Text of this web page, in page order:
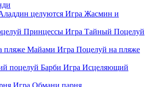
Игра Жасмин и
Игра Тайный Поцелуй
Игра Поцелуй на пляже
Игра Исцеляющий